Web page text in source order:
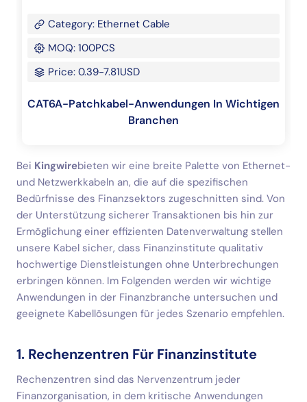
Category: Ethernet Cable
MOQ: 100PCS
Price: 0.39-7.81USD
CAT6A-Patchkabel-Anwendungen In Wichtigen
Branchen
Bei Kingwirebieten wir eine breite Palette von Ethernet-
und Netzwerkkabeln an, die auf die spezifischen
Bedürfnisse des Finanzsektors zugeschnitten sind. Von
der Unterstützung sicherer Transaktionen bis hin zur
Ermöglichung einer effizienten Datenverwaltung stellen
unsere Kabel sicher, dass Finanzinstitute qualitativ
hochwertige Dienstleistungen ohne Unterbrechungen
erbringen können. Im Folgenden werden wir wichtige
Anwendungen in der Finanzbranche untersuchen und
geeignete Kabellösungen für jedes Szenario empfehlen.
1. Rechenzentren Für Finanzinstitute
Rechenzentren sind das Nervenzentrum jeder
Finanzorganisation, in dem kritische Anwendungen